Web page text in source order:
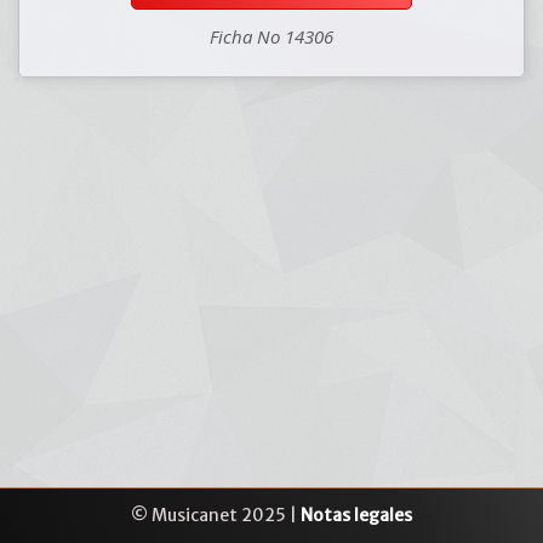
Ficha No 14306
© Musicanet 2025 | Notas legales